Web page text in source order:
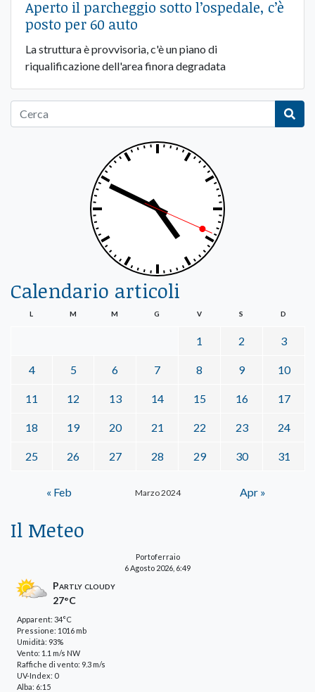
Aperto il parcheggio sotto l’ospedale, c’è
posto per 60 auto
La struttura è provvisoria, c'è un piano di
riqualificazione dell'area finora degradata
Calendario articoli
Marzo 2024
L M M G V S D
1 2 3
4 5 6 7 8 9 10
11 12 13 14 15 16 17
18 19 20 21 22 23 24
25 26 27 28 29 30 31
« Feb Apr »
Il Meteo
Portoferraio
6 Agosto 2026, 6:49
Partly cloudy
27°C
Apparent: 34°C
Pressione: 1016 mb
Umidità: 93%
Vento: 1.1 m/s NW
Raffiche di vento: 9.3 m/s
UV-Index: 0
Alba: 6:15